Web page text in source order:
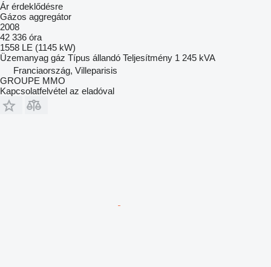
Ár érdeklődésre
Gázos aggregátor
2008
42 336 óra
1558 LE (1145 kW)
Üzemanyag gáz Típus állandó Teljesítmény 1 245 kVA
Franciaország, Villeparisis
GROUPE MMO
Kapcsolatfelvétel az eladóval